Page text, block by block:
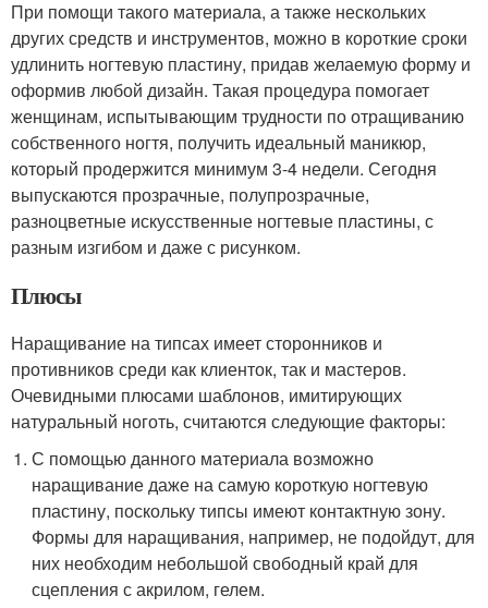
При помощи такого материала, а также нескольких
других средств и инструментов, можно в короткие сроки
удлинить ногтевую пластину, придав желаемую форму и
оформив любой дизайн. Такая процедура помогает
женщинам, испытывающим трудности по отращиванию
собственного ногтя, получить идеальный маникюр,
который продержится минимум 3-4 недели. Сегодня
выпускаются прозрачные, полупрозрачные,
разноцветные искусственные ногтевые пластины, с
разным изгибом и даже с рисунком.
Плюсы
Наращивание на типсах имеет сторонников и
противников среди как клиенток, так и мастеров.
Очевидными плюсами шаблонов, имитирующих
натуральный ноготь, считаются следующие факторы:
С помощью данного материала возможно
наращивание даже на самую короткую ногтевую
пластину, поскольку типсы имеют контактную зону.
Формы для наращивания, например, не подойдут, для
них необходим небольшой свободный край для
сцепления с акрилом, гелем.